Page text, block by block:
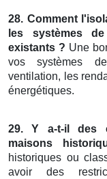
28. Comment
les systèmes
existants ? Une
vos systèmes
ventilation, les
énergétiques.
29. Y a-t-il des
maisons
historiques ou
avoir des